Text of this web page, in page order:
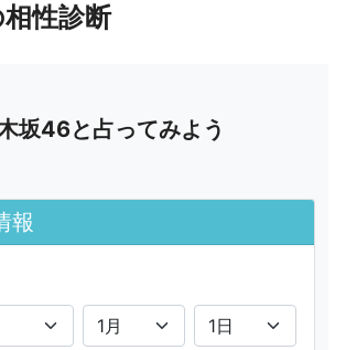
性診断
坂46と占ってみよう
報